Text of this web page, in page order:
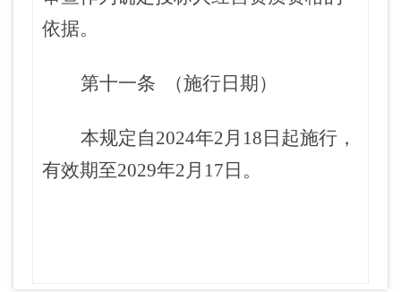
依据。
第十一条 （施行日期）
本规定自2024年2月18日起施行，
有效期至2029年2月17日。